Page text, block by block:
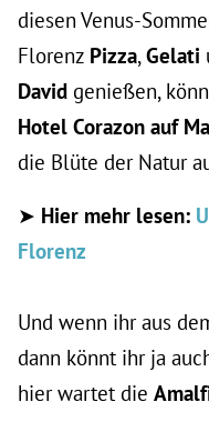
diesen Venus-
Florenz Pizza,Gelati
David genießen,
Hotel Corazon auf
die Blüte der Natur
➤ Hier mehr lesen:
Florenz
Und wenn ihr aus
dann könnt ihr ja
hier wartet die